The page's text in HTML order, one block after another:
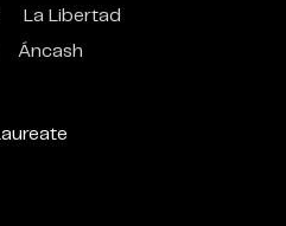
La Libertad
Áncash